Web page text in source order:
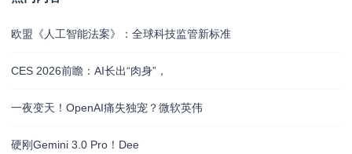
欧盟《人工智能法案》：全球科技监管新标准
CES 2026前瞻：AI长出“肉身”，
一夜变天！OpenAI痛失独宠？微软英伟
硬刚Gemini 3.0 Pro！Dee